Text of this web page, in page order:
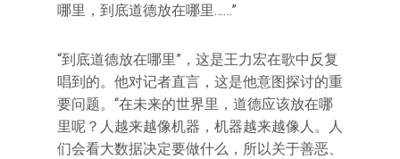
哪里，到底道德放在哪里……”
“到底道德放在哪里”，这是王力宏在歌中反复
唱到的。他对记者直言，这是他意图探讨的重
要问题。“在未来的世界里，道德应该放在哪
里呢？人越来越像机器，机器越来越像人。人
们会看大数据决定要做什么，所以关于善恶、